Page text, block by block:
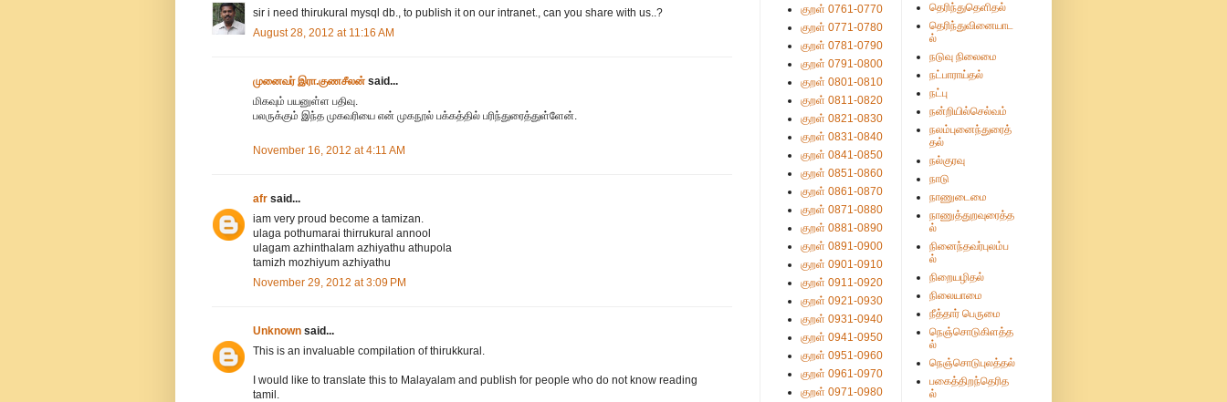
sir i need thirukural mysql db., to publish it on our intranet., can you share with us..?
August 28, 2012 at 11:16 AM
முனைவர் இரா.குணசீலன் said...
மிகவும் பயனுள்ள பதிவு.
பலருக்கும் இந்த முகவரியை என் முகநூல் பக்கத்தில் பரிந்துரைத்துள்ளேன்.
November 16, 2012 at 4:11 AM
afr said...
iam very proud become a tamizan.
ulaga pothumarai thirrukural annool
ulagam azhinthalam azhiyathu athupola
tamizh mozhiyum azhiyathu
November 29, 2012 at 3:09 PM
Unknown said...
This is an invaluable compilation of thirukkural.
I would like to translate this to Malayalam and publish for people who do not know reading
tamil.
குறள் 0761-0770
குறள் 0771-0780
குறள் 0781-0790
குறள் 0791-0800
குறள் 0801-0810
குறள் 0811-0820
குறள் 0821-0830
குறள் 0831-0840
குறள் 0841-0850
குறள் 0851-0860
குறள் 0861-0870
குறள் 0871-0880
குறள் 0881-0890
குறள் 0891-0900
குறள் 0901-0910
குறள் 0911-0920
குறள் 0921-0930
குறள் 0931-0940
குறள் 0941-0950
குறள் 0951-0960
குறள் 0961-0970
குறள் 0971-0980
தெரிந்துதெளிதல்
தெரிந்துவினையாட
ல்
நடுவு நிலைமை
நட்பாராய்தல்
நட்பு
நன்றியில்செல்வம்
நலம்புனைந்துரைத்
தல்
நல்குரவு
நாடு
நாணுடைமை
நாணுத்துறவுரைத்த
ல்
நினைந்தவர்புலம்ப
ல்
நிறையழிதல்
நிலையாமை
நீத்தார் பெருமை
நெஞ்சொடுகிளத்த
ல்
நெஞ்சொடுபுலத்தல்
பகைத்திறந்தெரித
ல்